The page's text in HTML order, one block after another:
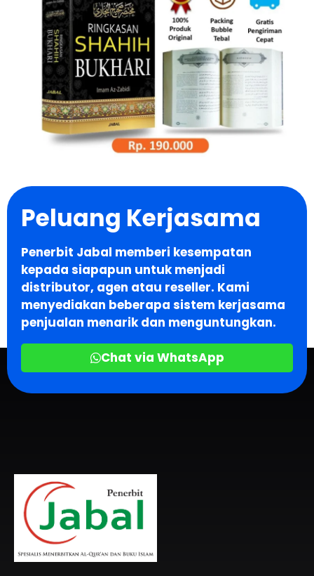
Peluang Kerjasama
Penerbit Jabal memberi kesempatan
kepada siapapun untuk menjadi
distributor, agen atau reseller. Kami
menyediakan beberapa sistem kerjasama
penjualan menarik dan menguntungkan.
Chat via WhatsApp
Penerbit Al Quran & Buku Islam Berpengalaman Sejak 2004